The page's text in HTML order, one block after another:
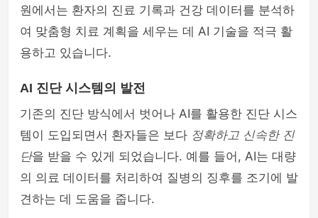
원에서는 환자의 진료 기록과 건강 데이터를 분석하
여 맞춤형 치료 계획을 세우는 데 AI 기술을 적극 활
용하고 있습니다.
AI 진단 시스템의 발전
기존의 진단 방식에서 벗어나 AI를 활용한 진단 시스
템이 도입되면서 환자들은 보다 정확하고 신속한 진
단을 받을 수 있게 되었습니다. 예를 들어, AI는 대량
의 의료 데이터를 처리하여 질병의 징후를 조기에 발
견하는 데 도움을 줍니다.